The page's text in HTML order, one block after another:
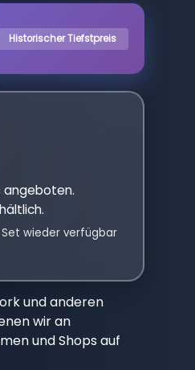
Historischer Tiefstpreis
angeboten.
wieder verfügbar
und anderen
wir an
und Shops auf